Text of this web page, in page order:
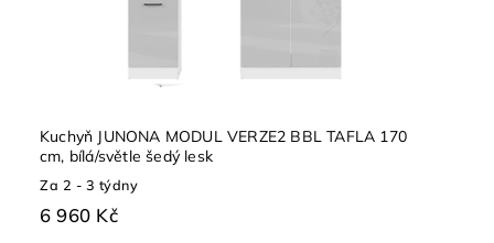
Kuchyň JUNONA MODUL VERZE2 BBL TAFLA 170
cm, bílá/světle šedý lesk
Za 2 - 3 týdny
6 960 Kč